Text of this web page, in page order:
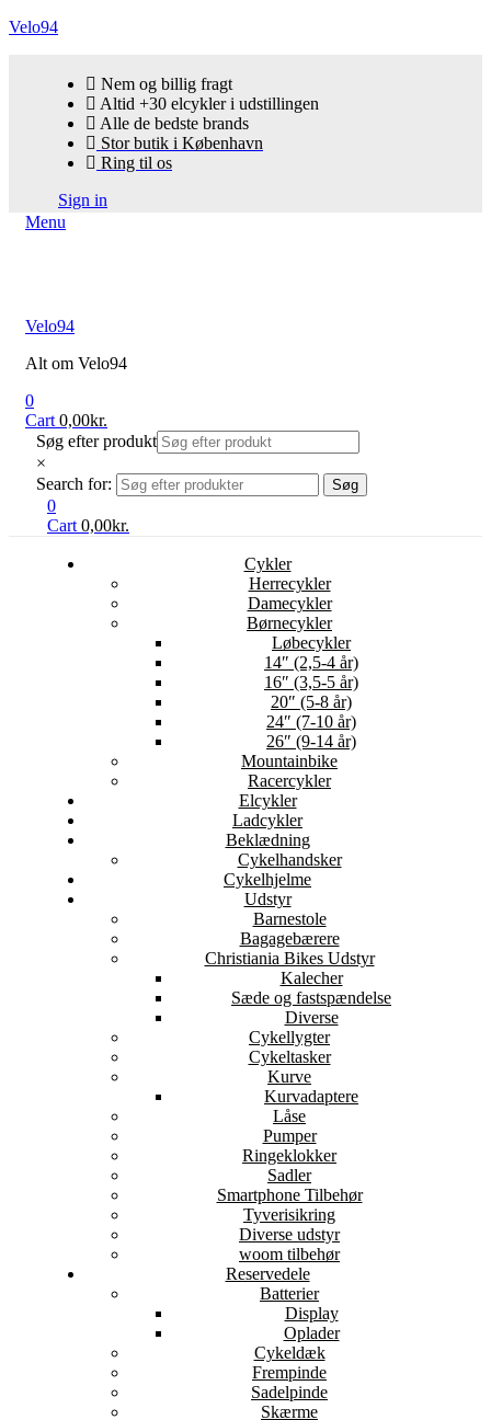
Velo94
Nem og billig fragt
Altid +30 elcykler i udstillingen
Alle de bedste brands
Stor butik i København
Ring til os
Sign in
Menu
Velo94
Alt om Velo94
0
Cart 0,00kr.
Søg efter produkt
×
Search for:
Søg
0
Cart 0,00kr.
Cykler
Herrecykler
Damecykler
Børnecykler
Løbecykler
14″ (2,5-4 år)
16″ (3,5-5 år)
20″ (5-8 år)
24″ (7-10 år)
26″ (9-14 år)
Mountainbike
Racercykler
Elcykler
Ladcykler
Beklædning
Cykelhandsker
Cykelhjelme
Udstyr
Barnestole
Bagagebærere
Christiania Bikes Udstyr
Kalecher
Sæde og fastspændelse
Diverse
Cykellygter
Cykeltasker
Kurve
Kurvadaptere
Låse
Pumper
Ringeklokker
Sadler
Smartphone Tilbehør
Tyverisikring
Diverse udstyr
woom tilbehør
Reservedele
Batterier
Display
Oplader
Cykeldæk
Frempinde
Sadelpinde
Skærme